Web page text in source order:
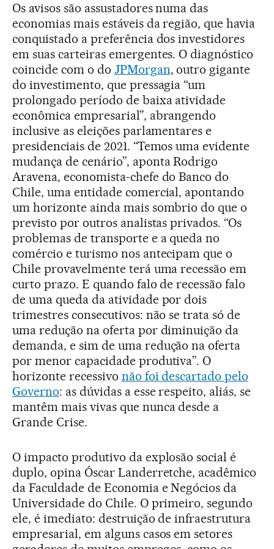
Os avisos são assustadores numa das
economias mais estáveis da região, que havia
conquistado a preferência dos investidores
em suas carteiras emergentes. O diagnóstico
coincide com o do JPMorgan, outro gigante
do investimento, que pressagia “um
prolongado período de baixa atividade
econômica empresarial”, abrangendo
inclusive as eleições parlamentares e
presidenciais de 2021. “Temos uma evidente
mudança de cenário”, aponta Rodrigo
Aravena, economista-chefe do Banco do
Chile, uma entidade comercial, apontando
um horizonte ainda mais sombrio do que o
previsto por outros analistas privados. “Os
problemas de transporte e a queda no
comércio e turismo nos antecipam que o
Chile provavelmente terá uma recessão em
curto prazo. E quando falo de recessão falo
de uma queda da atividade por dois
trimestres consecutivos: não se trata só de
uma redução na oferta por diminuição da
demanda, e sim de uma redução na oferta
por menor capacidade produtiva”. O
horizonte recessivo não foi descartado pelo
Governo: as dúvidas a esse respeito, aliás, se
mantêm mais vivas que nunca desde a
Grande Crise.
O impacto produtivo da explosão social é
duplo, opina Óscar Landerretche, acadêmico
da Faculdade de Economia e Negócios da
Universidade do Chile. O primeiro, segundo
ele, é imediato: destruição de infraestrutura
empresarial, em alguns casos em setores